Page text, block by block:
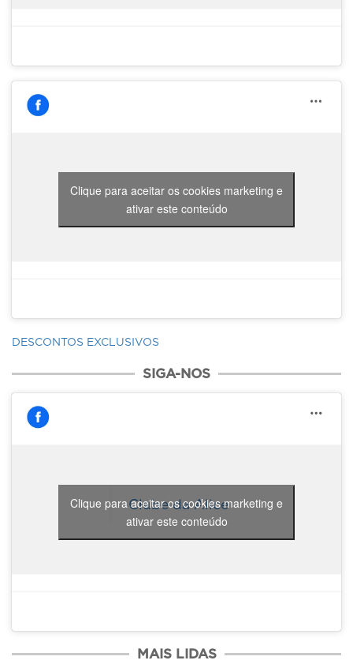
Clique para aceitar os cookies marketing e
ativar este conteúdo
DESCONTOS EXCLUSIVOS
SIGA-NOS
Clube da Alice
Clique para aceitar os cookies marketing e
ativar este conteúdo
MAIS LIDAS